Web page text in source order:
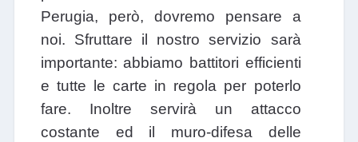
Perugia, però, dovremo pensare a
noi. Sfruttare il nostro servizio sarà
importante: abbiamo battitori efficienti
e tutte le carte in regola per poterlo
fare. Inoltre servirà un attacco
costante ed il muro-difesa delle